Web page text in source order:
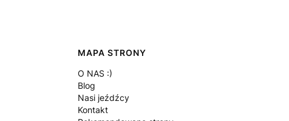
MAPA STRONY
O NAS :)
Blog
Nasi jeźdźcy
Kontakt